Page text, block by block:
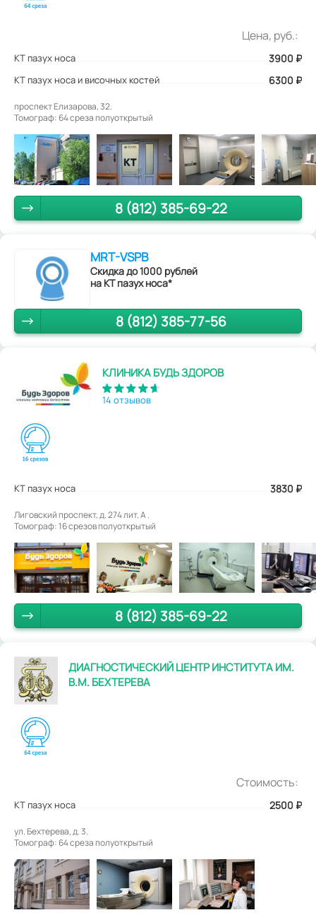
Цена, руб.:
КТ пазух носа 3900 ₽
КТ пазух носа и височных костей 6300 ₽
проспект Елизарова, 32.
Томограф: 64 среза полуоткрытый
8 (812) 385-69-22
MRT-VSPB
Скидка до 1000 рублей
на КТ пазух носа*
8 (812) 385-77-56
КЛИНИКА БУДЬ ЗДОРОВ
14 отзывов
КТ пазух носа 3830 ₽
Лиговский проспект, д. 274 лит. А .
Томограф: 16 срезов полуоткрытый
8 (812) 385-69-22
ДИАГНОСТИЧЕСКИЙ ЦЕНТР ИНСТИТУТА ИМ.
В.М. БЕХТЕРЕВА
Стоимость:
КТ пазух носа 2500 ₽
ул. Бехтерева, д. 3.
Томограф: 64 среза полуоткрытый